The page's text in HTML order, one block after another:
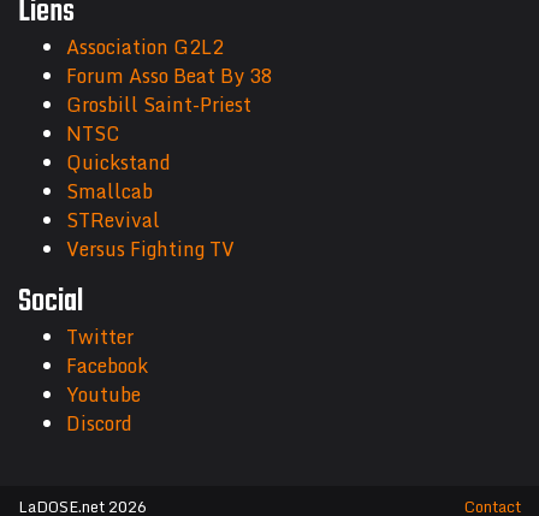
Liens
Association G2L2
Forum Asso Beat By 38
Grosbill Saint-Priest
NTSC
Quickstand
Smallcab
STRevival
Versus Fighting TV
Social
Twitter
Facebook
Youtube
Discord
LaDOSE.net 2026 Contact